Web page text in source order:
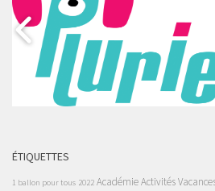
ÉTIQUETTES
1 ballon pour tous 2022 AcadémieActivités